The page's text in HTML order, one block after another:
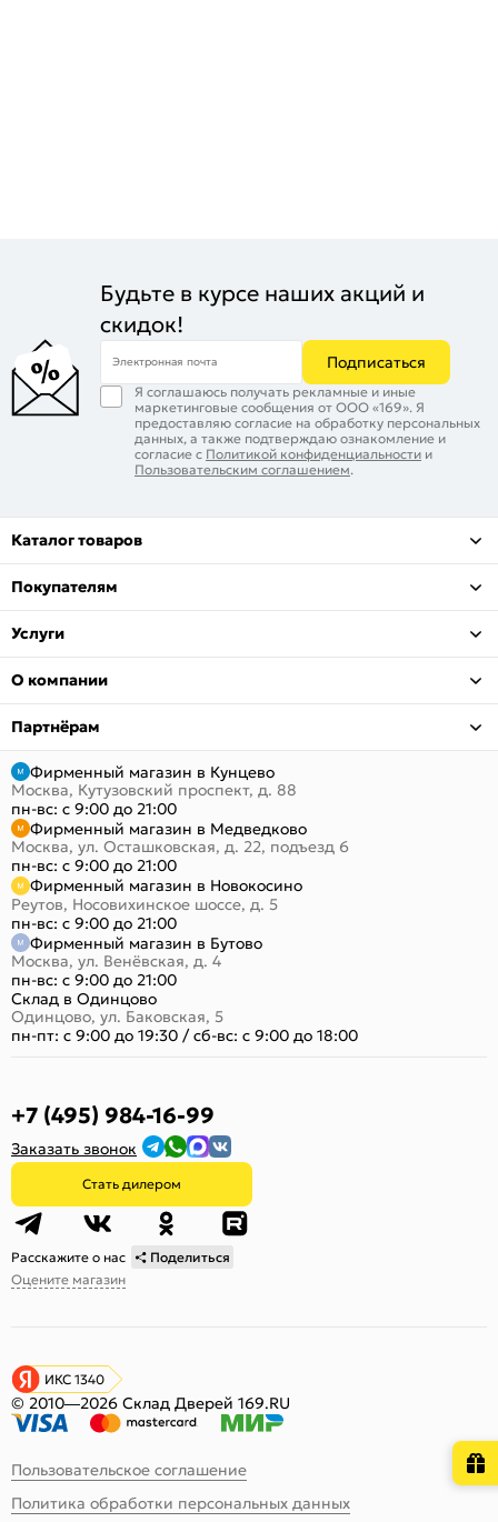
Будьте в курсе наших акций и
скидок!
Электронная почта Подписаться
Я соглашаюсь получать рекламные и иные
маркетинговые сообщения от ООО «169». Я
предоставляю согласие на обработку персональных
данных, а также подтверждаю ознакомление и
согласие с Политикой конфиденциальности и
Пользовательским соглашением.
Каталог товаров
Покупателям
Услуги
О компании
Партнёрам
Фирменный магазин в Кунцево
Москва, Кутузовский проспект, д. 88
пн-вс: с 9:00 до 21:00
Фирменный магазин в Медведково
Москва, ул. Осташковская, д. 22, подъезд 6
пн-вс: с 9:00 до 21:00
Фирменный магазин в Новокосино
Реутов, Носовихинское шоссе, д. 5
пн-вс: с 9:00 до 21:00
Фирменный магазин в Бутово
Москва, ул. Венёвская, д. 4
пн-вс: с 9:00 до 21:00
Склад в Одинцово
Одинцово, ул. Баковская, 5
пн-пт: с 9:00 до 19:30 /сб-вс: с 9:00 до 18:00
+7 (495) 984-16-99
Заказать звонок
Стать дилером
Расскажите о нас
Поделиться
Оцените магазин
ИКС 1340
© 2010—2026 Склад Дверей 169.RU
Пользовательское соглашение
Политика обработки персональных данных